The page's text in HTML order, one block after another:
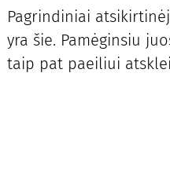
Pagrindiniai
yra šie. Pamėginsiu
taip pat paeiliui